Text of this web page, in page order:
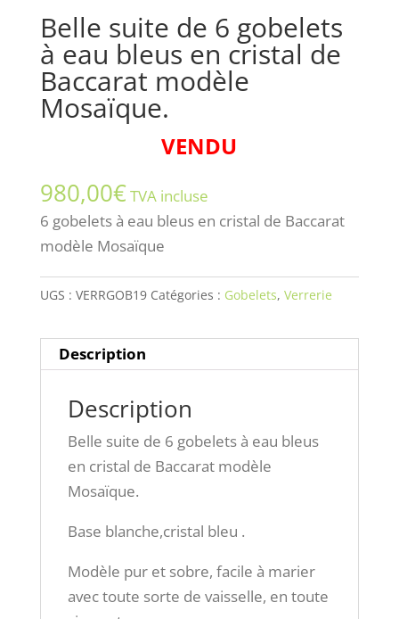
Belle suite de 6 gobelets
à eau bleus en cristal de
Baccarat modèle
Mosaïque.
VENDU
980,00€TVA incluse
6 gobelets à eau bleus en cristal de Baccarat
modèle Mosaïque
UGS : VERRGOB19 Catégories : Gobelets, Verrerie
Description
Description
Belle suite de 6 gobelets à eau bleus
en cristal de Baccarat modèle
Mosaïque.
Base blanche,cristal bleu .
Modèle pur et sobre, facile à marier
avec toute sorte de vaisselle, en toute